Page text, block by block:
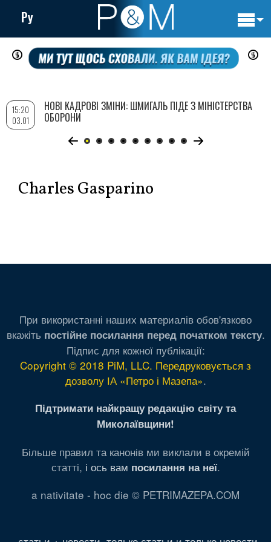
Перейти
до
вмісту
Ру
Charles Gasparino
15:20
03.01
НОВІ КАДРОВІ ЗМІНИ: ШМИГАЛЬ ПІДЕ З МІНІСТЕРСТВА
ОБОРОНИ
При використанні наших материалів обов'язково
вкажіть постійне посилання перед початком тексту.
Підпис для кожної публікації:
Copyright © 2018 PiM, LLC. Передруковується з
дозволу ІА «Петро і Мазепа».
Підтримати найкращу редакцію світу та
Миколаївщини!
Більше правил та канонів ми виклали в окремій
статті, і ось вам посилання на неї.
a nativitate - hoc die © PETRIMAZEPA.COM